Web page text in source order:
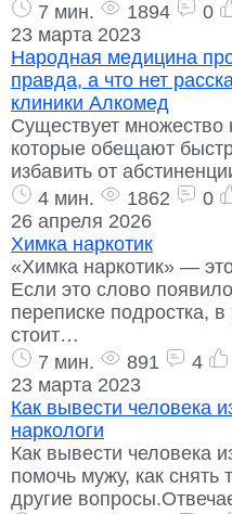
7 мин.
1894 0
23 марта 2023
Народная медицина
правда, а что нет
клиники Алкомед
Существует множество
которые обещают
избавить от
4 мин.
1862 0
26 апреля 2026
Химка наркотик
«Химка наркотик» —
Если это слово
переписке подростка,
стоит…
7 мин.
891 4
23 марта 2023
Как вывести человека
наркологи
Как вывести человека
помочь мужу, как снять
другие